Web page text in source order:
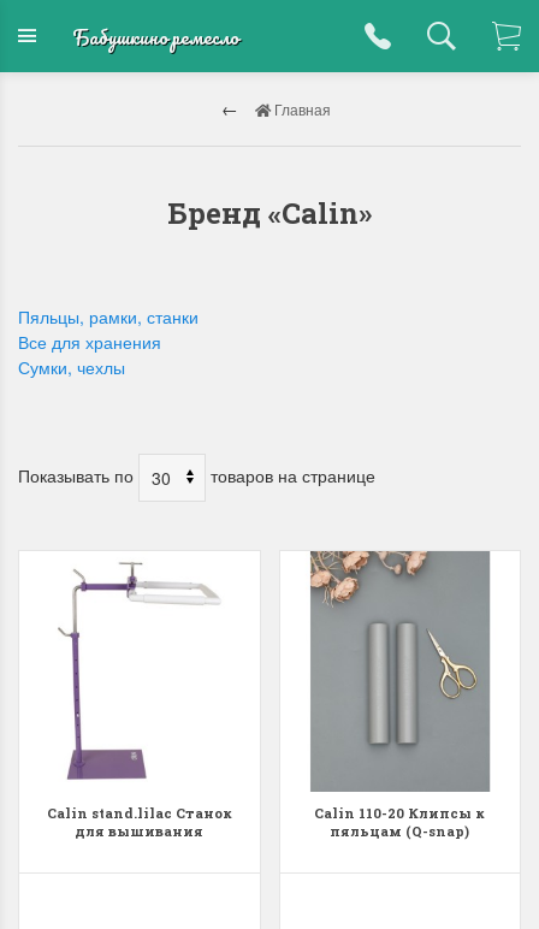
Бабушкино ремесло
Главная
Бренд «Calin»
Пяльцы, рамки, станки
Все для хранения
Сумки, чехлы
Показывать по товаров на странице
Calin stand.lilac Станок
для вышивания
Calin 110-20 Клипсы к
пяльцам (Q-snap)